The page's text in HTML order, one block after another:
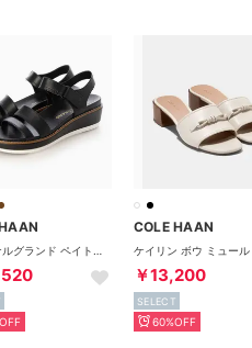
COLE HAAN
￥13,200
SELECT
60%OFF